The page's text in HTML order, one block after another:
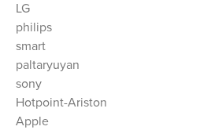
LG
philips
smart
paltaryuyan
sony
Hotpoint-Ariston
Apple